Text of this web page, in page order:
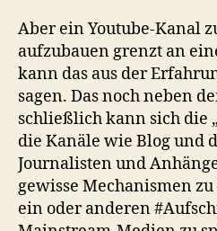
Aber ein Youtube-Kanal
aufzubauen grenzt an
kann das aus der
sagen. Das noch neben
schließlich kann sich die
die Kanäle wie Blog und
Journalisten und
gewisse Mechanismen
ein oder anderen